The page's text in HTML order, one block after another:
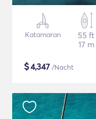
Katamaran
55 ft
17 m
$4,347 /Nacht